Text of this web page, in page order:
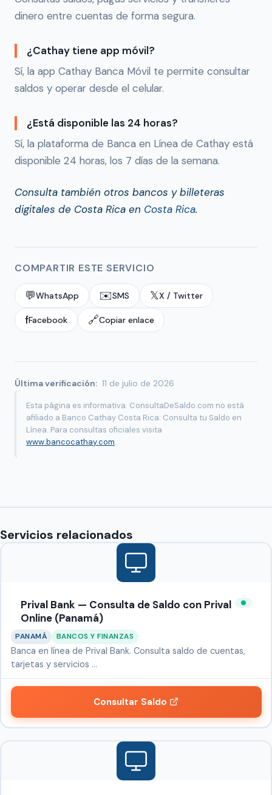
dinero entre cuentas de forma segura.
¿Cathay tiene app móvil?
Sí, la app Cathay Banca Móvil te permite consultar
saldos y operar desde el celular.
¿Está disponible las 24 horas?
Sí, la plataforma de Banca en Línea de Cathay está
disponible 24 horas, los 7 días de la semana.
Consulta también otros bancos y billeteras
digitales de Costa Rica en Costa Rica.
COMPARTIR ESTE SERVICIO
💬WhatsApp ✉️SMS 𝕏X / Twitter
fFacebook 🔗Copiar enlace
Última verificación: 11 de julio de 2026
Esta página es informativa. ConsultaDeSaldo.com no está
afiliado a Banco Cathay Costa Rica: Consulta tu Saldo en
Línea. Para consultas oficiales visita
www.bancocathay.com.
Servicios relacionados
Prival Bank — Consulta de Saldo con Prival
Online (Panamá)
PANAMÁ BANCOS Y FINANZAS
Banca en línea de Prival Bank. Consulta saldo de cuentas,
tarjetas y servicios …
Consultar Saldo